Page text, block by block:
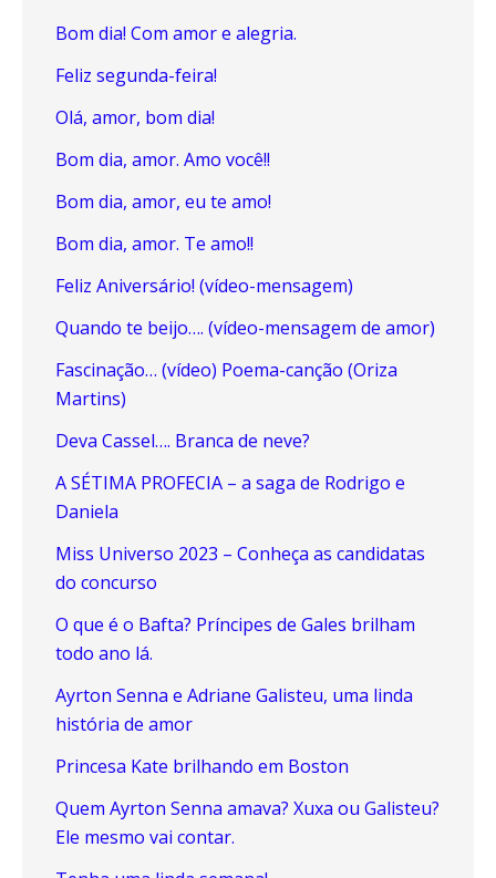
Bom dia! Com amor e alegria.
Feliz segunda-feira!
Olá, amor, bom dia!
Bom dia, amor. Amo você!!
Bom dia, amor, eu te amo!
Bom dia, amor. Te amo!!
Feliz Aniversário! (vídeo-mensagem)
Quando te beijo…. (vídeo-mensagem de amor)
Fascinação… (vídeo) Poema-canção (Oriza
Martins)
Deva Cassel…. Branca de neve?
A SÉTIMA PROFECIA – a saga de Rodrigo e
Daniela
Miss Universo 2023 – Conheça as candidatas
do concurso
O que é o Bafta? Príncipes de Gales brilham
todo ano lá.
Ayrton Senna e Adriane Galisteu, uma linda
história de amor
Princesa Kate brilhando em Boston
Quem Ayrton Senna amava? Xuxa ou Galisteu?
Ele mesmo vai contar.